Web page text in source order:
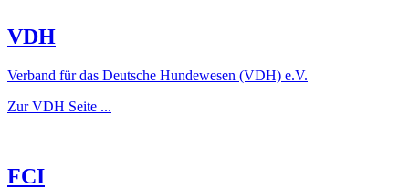
VDH
Verband für das Deutsche Hundewesen (VDH) e.V.
Zur VDH Seite ...
FCI